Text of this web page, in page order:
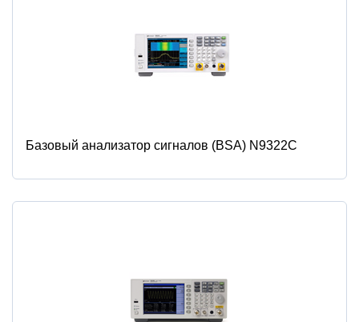
Базовый анализатор сигналов (BSA) N9322C